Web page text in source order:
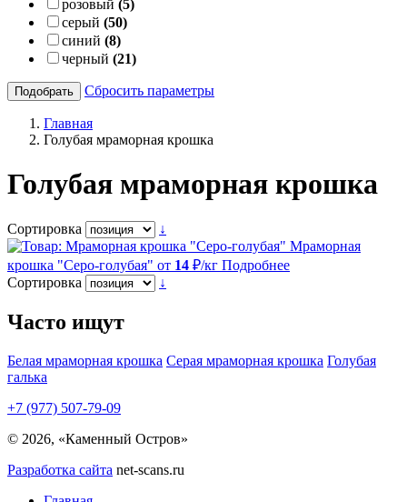
розовый (5)
серый (50)
синий (8)
черный (21)
Подобрать Сбросить параметры
Главная
Голубая мраморная крошка
Голубая мраморная крошка
Сортировка
↓
Мраморная
крошка "Серо-голубая" от 14 ₽/кг Подробнее
Сортировка
↓
Часто ищут
Белая мраморная крошка Серая мраморная крошка Голубая
галька
+7 (977) 507-79-09
© 2026, «Каменный Остров»
Разработка сайта net-scans.ru